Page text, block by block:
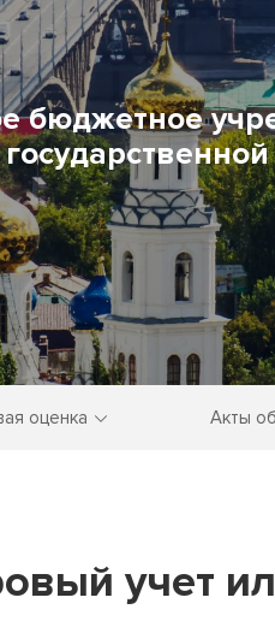
бюджетное
оценка Акты
учет